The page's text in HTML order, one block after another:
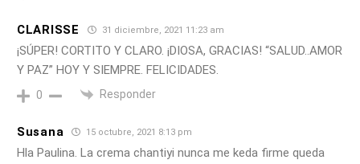
CLARISSE 31 diciembre, 2021 11:23 am
¡SÚPER! CORTITO Y CLARO. ¡DIOSA, GRACIAS! “SALUD..AMOR
Y PAZ” HOY Y SIEMPRE. FELICIDADES.
0 Responder
Susana 15 octubre, 2021 8:13 pm
Hla Paulina. La crema chantiyi nunca me keda firme queda